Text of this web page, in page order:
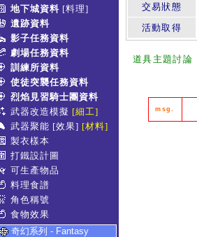
地下城資料 [料理]
遺跡資料
影子任務資料
劇場任務資料
訓練所資料
使徒突襲任務資料
烈焰見習騎士團資料
武器改造模擬 [細工]
武器聚能 [效果] [材料]
製衣樣本
打鐵設計圖
可生產物品
料理食譜
角色稱號
食物效果
奇幻系列 - Fantasy
交易狀態
活動取得
道具主題討論
msg.